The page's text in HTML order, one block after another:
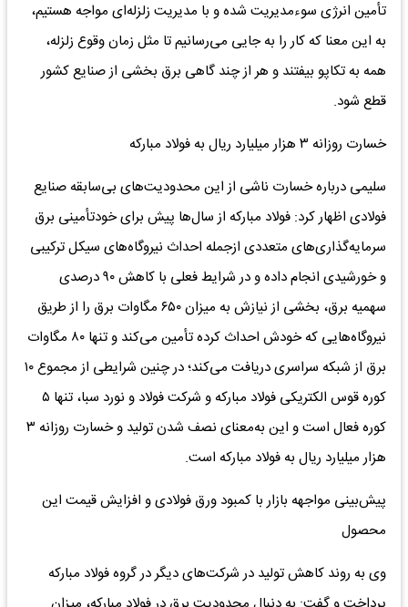
تأمین انرژی سوءمدیریت شده و با مدیریت زلزله‌ای مواجه هستیم،
به این معنا که کار را به جایی می‌رسانیم تا مثل زمان وقوع زلزله،
همه به تکاپو بیفتند و هر از چند گاهی برق بخشی از صنایع کشور
قطع شود.‌
خسارت روزانه ۳ هزار میلیارد ریال به فولاد مبارکه
سلیمی درباره خسارت ناشی از این محدودیت‌های بی‌سابقه صنایع
فولادی اظهار کرد: فولاد مبارکه از سال‌ها پیش برای خودتأمینی برق
سرمایه‌گذاری‌های متعددی ازجمله احداث نیروگاه‌های سیکل ترکیبی
و خورشیدی انجام داده و در شرایط فعلی با کاهش ۹۰ درصدی
سهمیه برق، بخشی از نیازش به میزان ۶۵۰ مگاوات برق را از طریق
نیروگاه‌هایی که خودش احداث کرده تأمین می‌کند و تنها ۸۰ مگاوات
برق از شبکه سراسری دریافت می‌کند؛ در چنین شرایطی از مجموع ۱۰
کوره قوس الکتریکی فولاد مبارکه و شرکت فولاد و نورد سبا، تنها ۵
کوره فعال است و این به‌معنای نصف شدن تولید و خسارت روزانه ۳
هزار میلیارد ریال به فولاد مبارکه است.
پیش‌بینی مواجهه بازار با کمبود ورق فولادی و افزایش قیمت این
محصول
وی به روند کاهش تولید در شرکت‌های دیگر در گروه فولاد مبارکه